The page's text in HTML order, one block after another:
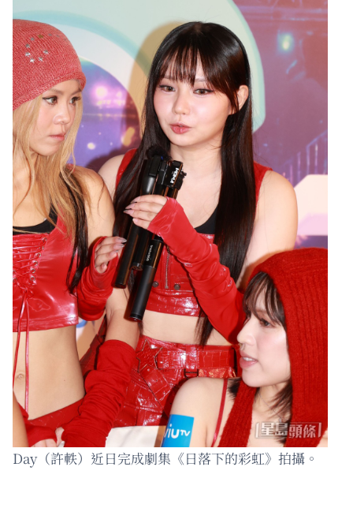
Day（許軼）近日完成劇集《日落下的彩虹》拍攝。